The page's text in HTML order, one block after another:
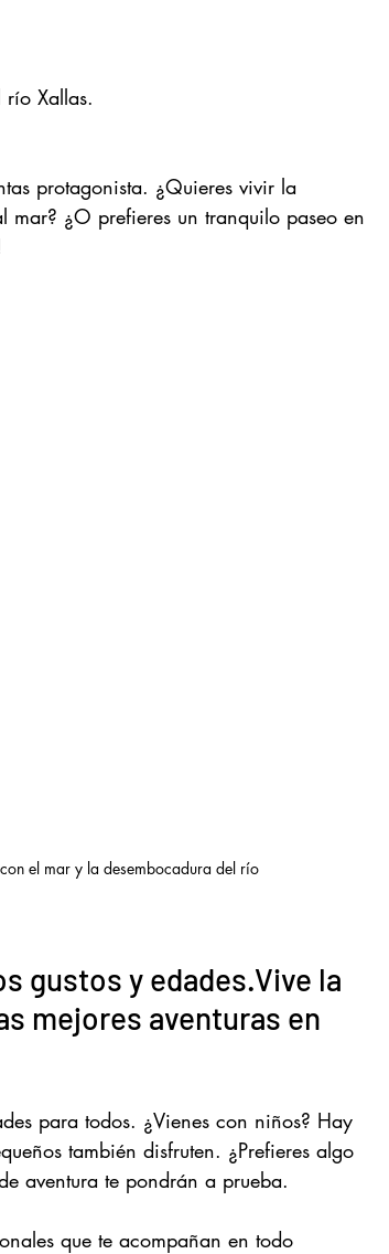
Xallas.
protagonista. ¿Quieres vivir la
¿O prefieres un tranquilo paseo en
el mar y la desembocadura del río
gustos y edades.Vive la
mejores aventuras en
para todos. ¿Vienes con niños? Hay
también disfruten. ¿Prefieres algo
aventura te pondrán a prueba.
que te acompañan en todo